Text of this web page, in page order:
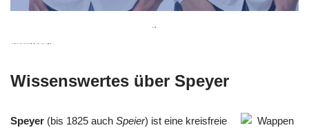
Wissenswertes über Speyer
Speyer (bis 1825 auch Speier) ist eine kreisfreie